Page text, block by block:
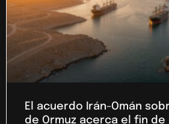
El acuerdo Irán-Omán
de Ormuz acerca el fin de